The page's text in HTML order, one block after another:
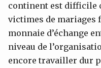
continent est difficile
victimes de mariages
monnaie d’échange
niveau de
encore travailler dur